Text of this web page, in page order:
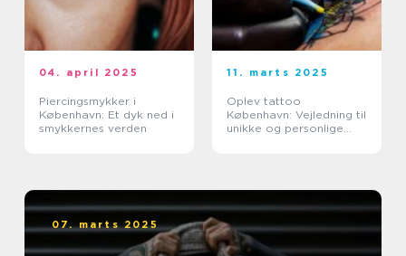
04. april 2025
Piercingsmykker i
København: Et dyk ned i
smykkernes verden
11. marts 2025
Oplev tattoo
København: Vejledning til
unikke og personlige
07. marts 2025